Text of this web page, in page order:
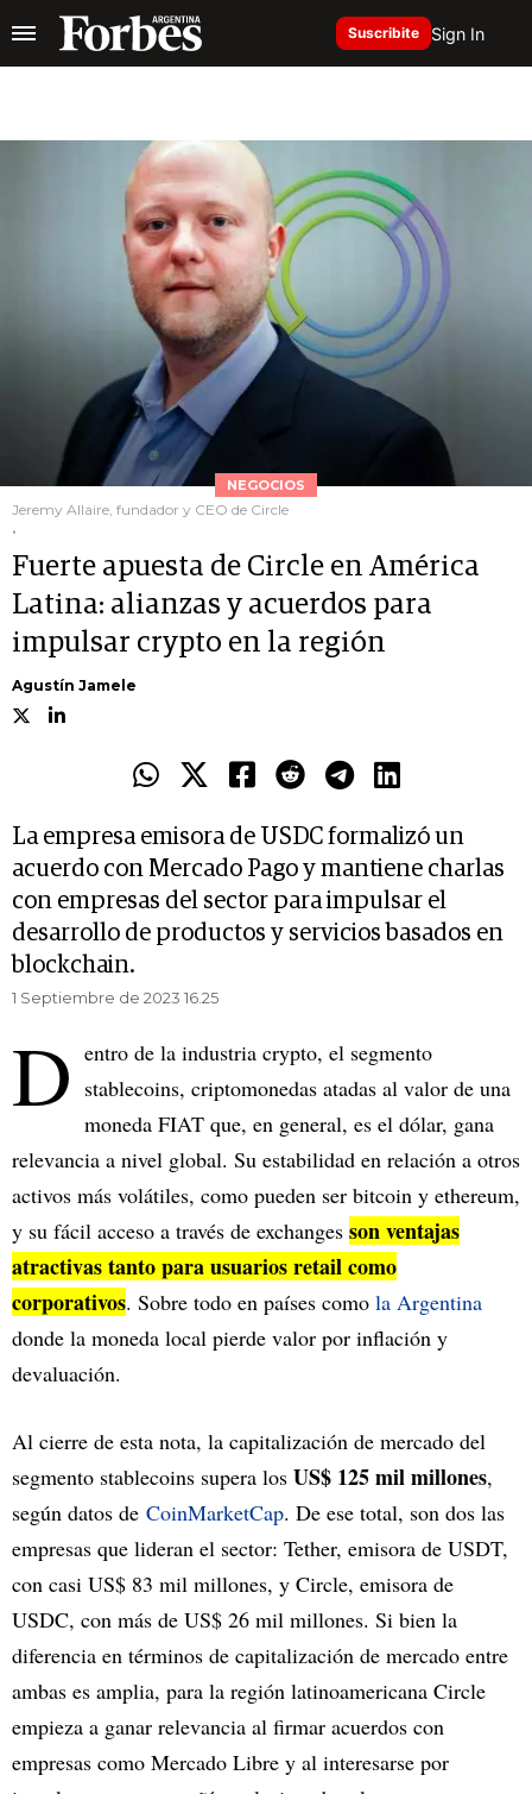
Suscribite Sign In
NEGOCIOS
Jeremy Allaire, fundador y CEO de Circle
.
Fuerte apuesta de Circle en América
Latina: alianzas y acuerdos para
impulsar crypto en la región
Agustín Jamele
La empresa emisora de USDC formalizó un
acuerdo con Mercado Pago y mantiene charlas
con empresas del sector para impulsar el
desarrollo de productos y servicios basados en
blockchain.
1 Septiembre de 2023 16.25
D entro de la industria crypto, el segmento
stablecoins, criptomonedas atadas al valor de una
moneda FIAT que, en general, es el dólar, gana
relevancia a nivel global. Su estabilidad en relación a otros
activos más volátiles, como pueden ser bitcoin y ethereum,
y su fácil acceso a través de exchanges son ventajas
atractivas tanto para usuarios retail como
corporativos. Sobre todo en países como la Argentina
donde la moneda local pierde valor por inflación y
devaluación.
Al cierre de esta nota, la capitalización de mercado del
segmento stablecoins supera los US$ 125 mil millones,
según datos de CoinMarketCap. De ese total, son dos las
empresas que lideran el sector: Tether, emisora de USDT,
con casi US$ 83 mil millones, y Circle, emisora de
USDC, con más de US$ 26 mil millones. Si bien la
diferencia en términos de capitalización de mercado entre
ambas es amplia, para la región latinoamericana Circle
empieza a ganar relevancia al firmar acuerdos con
empresas como Mercado Libre y al interesarse por